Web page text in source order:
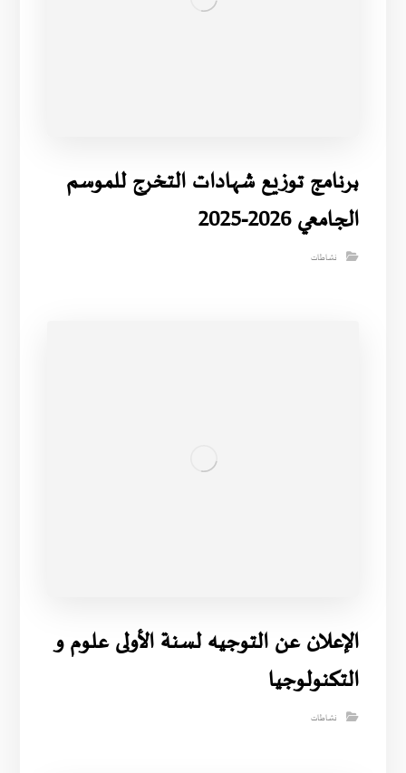
برنامج توزيع شهادات التخرج للموسم
الجامعي 2026-2025
نشاطات
الإعلان عن التوجيه لسنة الأولى علوم و
التكنولوجيا
نشاطات